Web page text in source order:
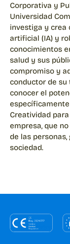
Corporativa y
Universidad
investiga y crea
artificial (IA) y
conocimientos
salud y sus
compromiso y
conductor de
conocer el
Creatividad
empresa, que
de las
sociedad.